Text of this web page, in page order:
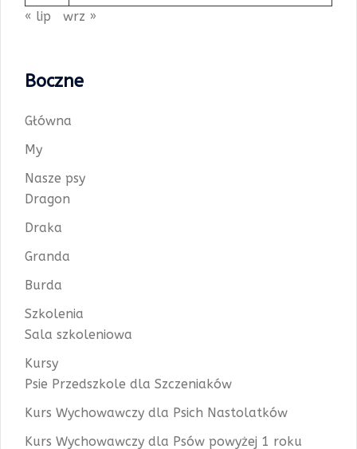
« lip
wrz »
Boczne
Główna
My
Nasze psy
Dragon
Draka
Granda
Burda
Szkolenia
Sala szkoleniowa
Kursy
Psie Przedszkole dla Szczeniaków
Kurs Wychowawczy dla Psich Nastolatków
Kurs Wychowawczy dla Psów powyżej 1 roku